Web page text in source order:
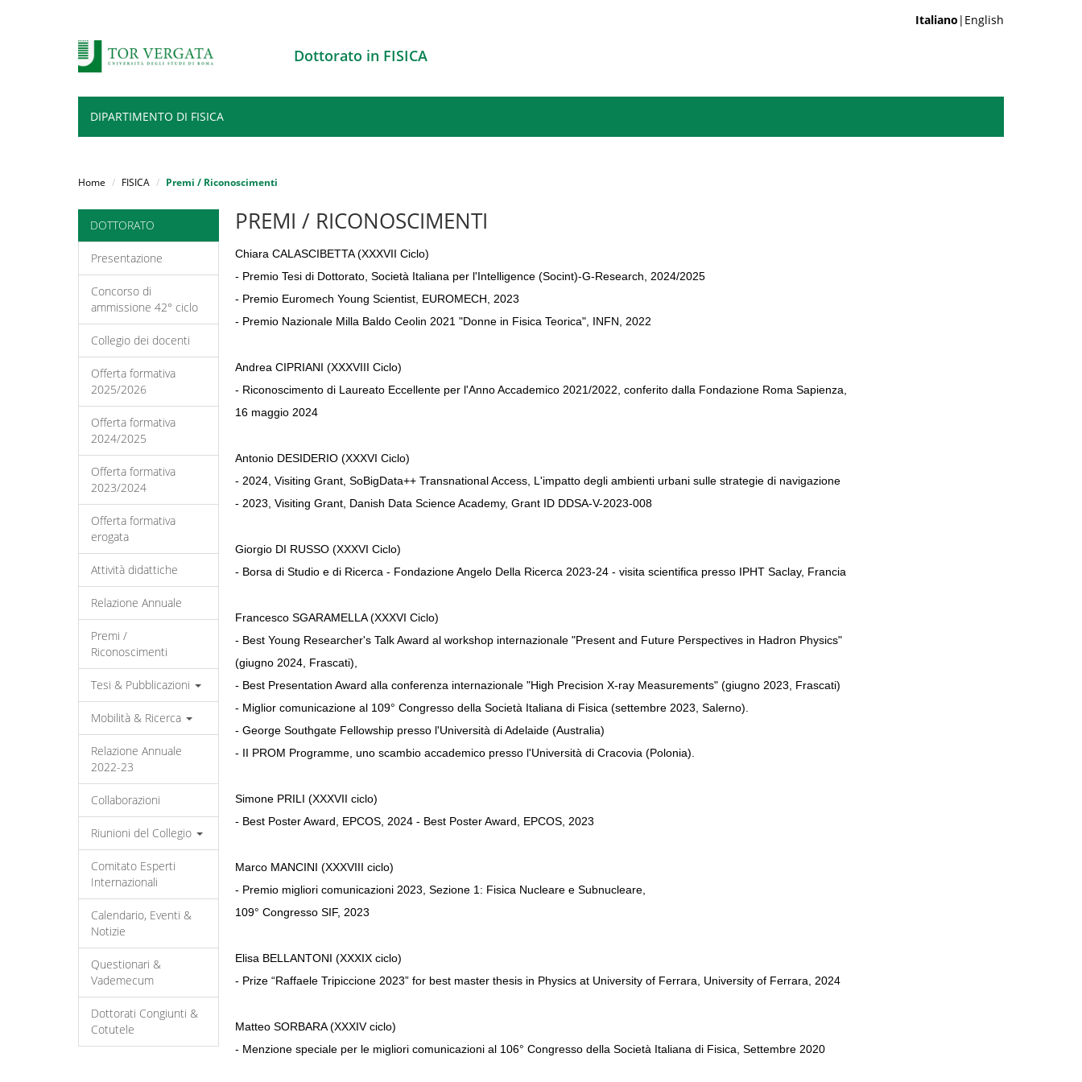
Italiano |English
Dottorato in FISICA
DIPARTIMENTO DI FISICA
Home FISICA Premi / Riconoscimenti
DOTTORATO
Presentazione
Concorso di
ammissione 42° ciclo
Collegio dei docenti
Offerta formativa
2025/2026
Offerta formativa
2024/2025
Offerta formativa
2023/2024
Offerta formativa
erogata
Attività didattiche
Relazione Annuale
Premi /
Riconoscimenti
Tesi & Pubblicazioni
Mobilità & Ricerca
Relazione Annuale
2022-23
Collaborazioni
Riunioni del Collegio
Comitato Esperti
Internazionali
Calendario, Eventi &
Notizie
Questionari &
Vademecum
Dottorati Congiunti &
Cotutele
PREMI / RICONOSCIMENTI
Chiara CALASCIBETTA (XXXVII Ciclo)
- Premio Tesi di Dottorato, Società Italiana per l'Intelligence (Socint)-G-Research, 2024/2025
- Premio Euromech Young Scientist, EUROMECH, 2023
- Premio Nazionale Milla Baldo Ceolin 2021 "Donne in Fisica Teorica", INFN, 2022
Andrea CIPRIANI (XXXVIII Ciclo)
- Riconoscimento di Laureato Eccellente per l'Anno Accademico 2021/2022, conferito dalla Fondazione Roma Sapienza,
16 maggio 2024
Antonio DESIDERIO (XXXVI Ciclo)
- 2024, Visiting Grant, SoBigData++ Transnational Access, L'impatto degli ambienti urbani sulle strategie di navigazione
- 2023, Visiting Grant, Danish Data Science Academy, Grant ID DDSA-V-2023-008
Giorgio DI RUSSO (XXXVI Ciclo)
- Borsa di Studio e di Ricerca - Fondazione Angelo Della Ricerca 2023-24 - visita scientifica presso IPHT Saclay, Francia
Francesco SGARAMELLA (XXXVI Ciclo)
- Best Young Researcher's Talk Award al workshop internazionale "Present and Future Perspectives in Hadron Physics"
(giugno 2024, Frascati),
- Best Presentation Award alla conferenza internazionale "High Precision X-ray Measurements" (giugno 2023, Frascati)
- Miglior comunicazione al 109° Congresso della Società Italiana di Fisica (settembre 2023, Salerno).
- George Southgate Fellowship presso l'Università di Adelaide (Australia)
- II PROM Programme, uno scambio accademico presso l'Università di Cracovia (Polonia).
Simone PRILI (XXXVII ciclo)
- Best Poster Award, EPCOS, 2024 - Best Poster Award, EPCOS, 2023
Marco MANCINI (XXXVIII ciclo)
- Premio migliori comunicazioni 2023, Sezione 1: Fisica Nucleare e Subnucleare,
109° Congresso SIF, 2023
Elisa BELLANTONI (XXXIX ciclo)
- Prize “Raffaele Tripiccione 2023” for best master thesis in Physics at University of Ferrara, University of Ferrara, 2024
Matteo SORBARA (XXXIV ciclo)
- Menzione speciale per le migliori comunicazioni al 106° Congresso della Società Italiana di Fisica, Settembre 2020